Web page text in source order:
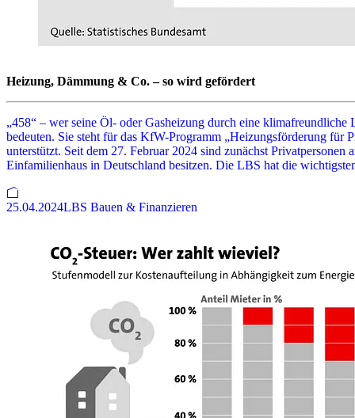
Heizung, Dämmung & Co. – so wird gefördert
„458“ – wer seine Öl- oder Gasheizung durch eine klimafreundliche
bedeuten. Sie steht für das KfW-Programm „Heizungsförderung für
unterstützt. Seit dem 27. Februar 2024 sind zunächst Privatpersonen
Einfamilienhaus in Deutschland besitzen. Die LBS hat die
25.04.2024LBS Bauen & Finanzieren